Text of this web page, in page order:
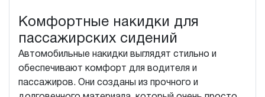
Комфортные накидки для
пассажирских сидений
Автомобильные накидки выглядят стильно и
обеспечивают комфорт для водителя и
пассажиров. Они созданы из прочного и